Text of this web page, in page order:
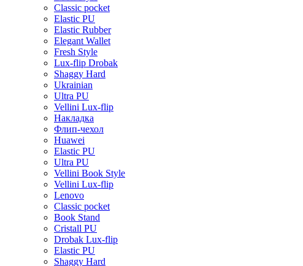
Classic pocket
Elastic PU
Elastic Rubber
Elegant Wallet
Fresh Style
Lux-flip Drobak
Shaggy Hard
Ukrainian
Ultra PU
Vellini Lux-flip
Накладка
Флип-чехол
Huawei
Elastic PU
Ultra PU
Vellini Book Style
Vellini Lux-flip
Lenovo
Classic pocket
Book Stand
Cristall PU
Drobak Lux-flip
Elastic PU
Shaggy Hard